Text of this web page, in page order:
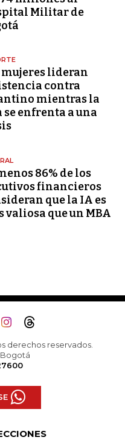
Militar de
mujeres lideran
contra
mientras la
se enfrenta a una
86% de los
financieros
que la IA es
valiosa que un MBA
derechos reservados.
Bogotá